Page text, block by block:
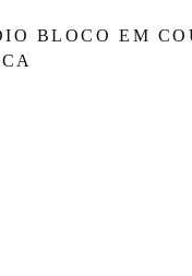
BLOCO EM